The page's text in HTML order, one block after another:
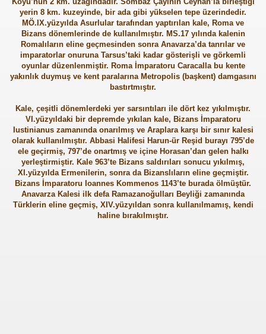
yerin 8 km. kuzeyinde, bir ada gibi yükselen tepe üzerindedir.
MÖ.IX.yüzyılda Asurlular tarafından yaptırılan kale, Roma ve
Bizans dönemlerinde de kullanılmıştır. MS.17 yılında kalenin
Romalıların eline geçmesinden sonra Anavarza’da tanrılar ve
imparatorlar onuruna Tarsus’taki kadar gösterişli ve görkemli
oyunlar düzenlenmiştir. Roma İmparatoru Caracalla bu kente
yakınlık duymuş ve kent paralarına Metropolis (başkent) damgasını
bastırtmıştır.
Kale, çeşitli dönemlerdeki yer sarsıntıları ile dört kez yıkılmıştır.
VI.yüzyıldaki bir depremde yıkılan kale, Bizans İmparatoru
Iustinianus zamanında onarılmış ve Araplara karşı bir sınır kalesi
olarak kullanılmıştır. Abbasi Halifesi Harun-ür Reşid burayı 795’de
ele geçirmiş, 797’de onartmış ve içine Horasan’dan gelen halkı
yerleştirmiştir. Kale 963’te Bizans saldırıları sonucu yıkılmış,
XI.yüzyılda Ermenilerin, sonra da Bizanslıların eline geçmiştir.
Bizans İmparatoru Ioannes Kommenos 1143’te burada ölmüştür.
Anavarza Kalesi ilk defa Ramazanoğulları Beyliği zamanında
Türklerin eline geçmiş, XIV.yüzyıldan sonra kullanılmamış, kendi
haline bırakılmıştır.